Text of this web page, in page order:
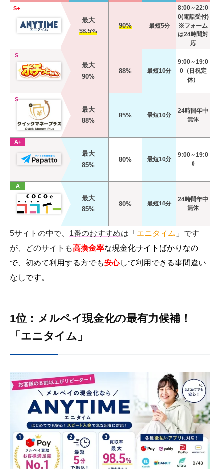
S+
最大
98.5%
90% 最短5分
8:00～22:0
0(電話受付)
※フォーム
は24時間対
応
S
最大
90%
88% 最短10分
9:00～19:0
0（日祝定
休）
S
最大
88%
85% 最短10分
24時間年中
無休
A+
最大
85%
80% 最短10分
9:00～19:0
0
A
最大
85%
80% 最短10分
24時間年中
無休
5サイトの中で、 1番のおすすめは「 エニタイム 」です
が、どのサイトも高換金率な現金化サイトばかりなの
で、 初めて利用する方でも安心して利用できる事間違い
なしです。
1位：メルペイ現金化の最有力候補！
「エニタイム」